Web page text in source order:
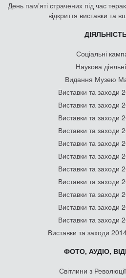
День памʼяті страчених під час
відкриття виставки та
Соціальні
Наукова
Видання Музею
Виставки та заходи
Виставки та заходи
Виставки та заходи
Виставки та заходи
Виставки та заходи
Виставки та заходи
Виставки та заходи
Виставки та заходи
Виставки та заходи
Виставки та заходи
Виставки та заходи
Виставки та заходи
ФОТО, АУДІО,
Світлини з Революції